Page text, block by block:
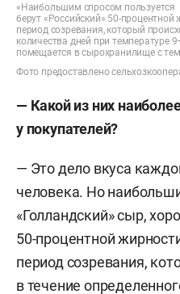
«Наибольшим спросом пользуется
берут «Российский» 50-
период созревания, который
количества дней при температуре
помещается в сырохранилище с
Фото предоставлено
— Какой из них
у покупателей?
— Это дело вкуса
человека. Но
«Голландский» сыр,
50-процентной
период созревания,
в течение